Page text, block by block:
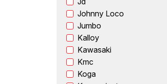
Johnny Loco
Jumbo
Kalloy
Kawasaki
Kmc
Koga